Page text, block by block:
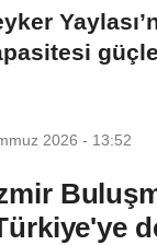
2026 - 13:52